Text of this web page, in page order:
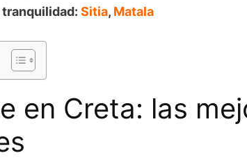
Sitia, Matala
en Creta: las